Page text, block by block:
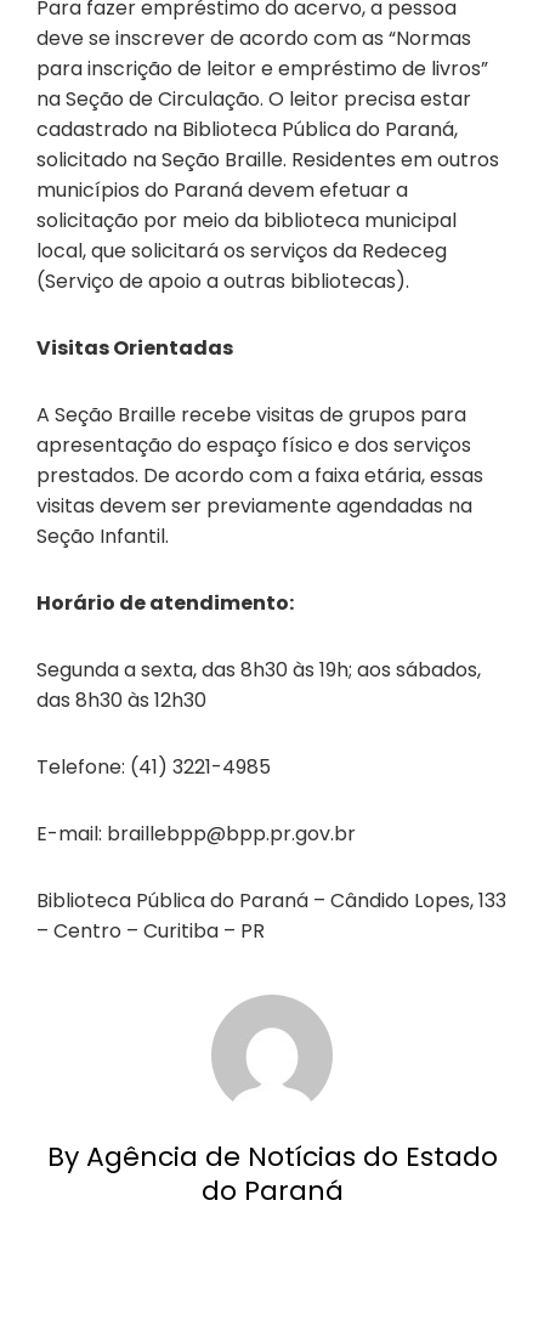
Para fazer empréstimo do acervo, a pessoa
deve se inscrever de acordo com as “Normas
para inscrição de leitor e empréstimo de livros”
na Seção de Circulação. O leitor precisa estar
cadastrado na Biblioteca Pública do Paraná,
solicitado na Seção Braille. Residentes em outros
municípios do Paraná devem efetuar a
solicitação por meio da biblioteca municipal
local, que solicitará os serviços da Redeceg
(Serviço de apoio a outras bibliotecas).
Visitas Orientadas
A Seção Braille recebe visitas de grupos para
apresentação do espaço físico e dos serviços
prestados. De acordo com a faixa etária, essas
visitas devem ser previamente agendadas na
Seção Infantil.
Horário de atendimento:
Segunda a sexta, das 8h30 às 19h; aos sábados,
das 8h30 às 12h30
Telefone: (41) 3221-4985
E-mail: braillebpp@bpp.pr.gov.br
Biblioteca Pública do Paraná – Cândido Lopes, 133
– Centro – Curitiba – PR
By Agência de Notícias do Estado
do Paraná